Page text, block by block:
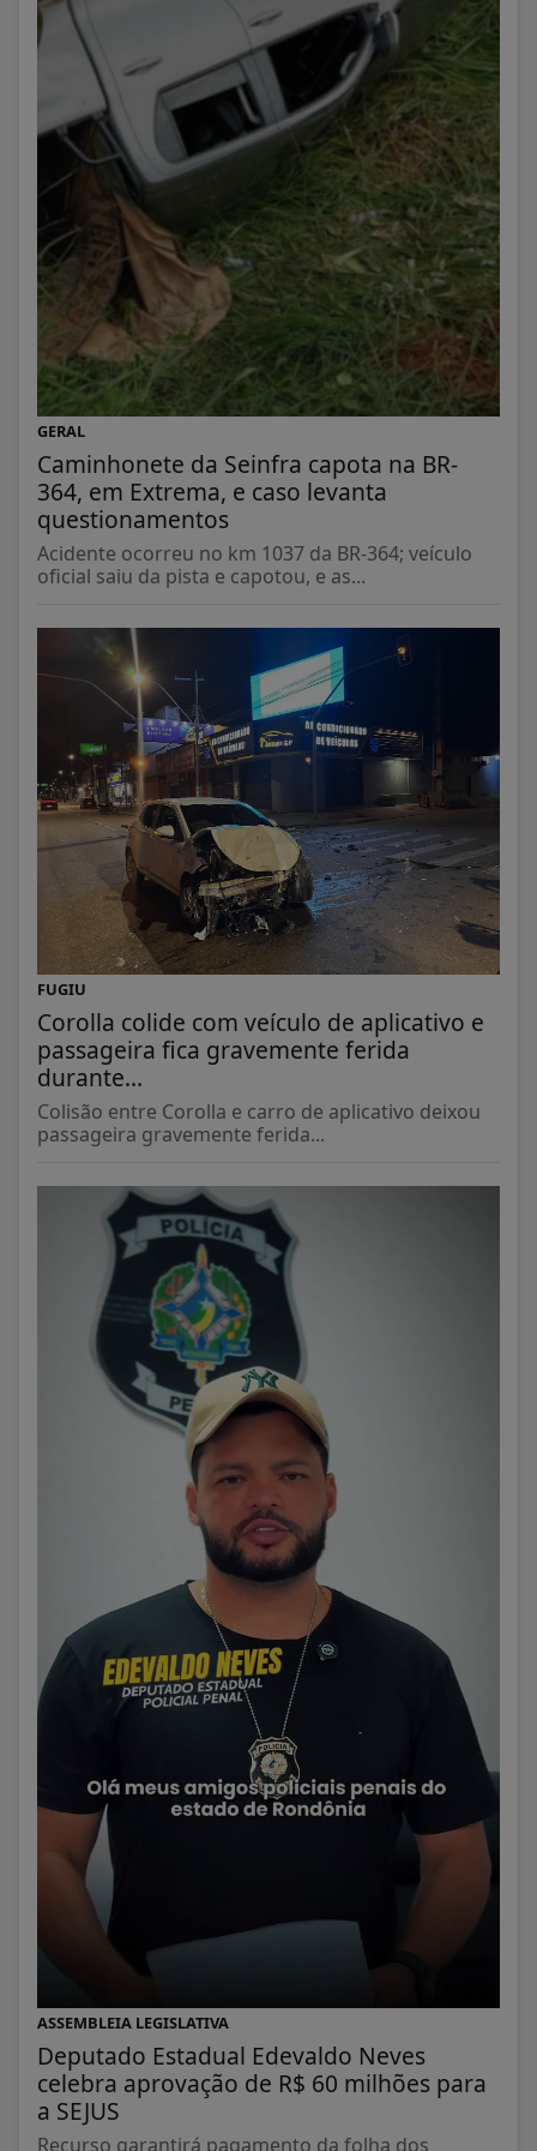
GERAL
Caminhonete da Seinfra capota na BR-
364, em Extrema, e caso levanta
questionamentos
Acidente ocorreu no km 1037 da BR-364; veículo
oficial saiu da pista e capotou, e as...
FUGIU
Corolla colide com veículo de aplicativo e
passageira fica gravemente ferida
durante...
Colisão entre Corolla e carro de aplicativo deixou
passageira gravemente ferida...
ASSEMBLEIA LEGISLATIVA
Deputado Estadual Edevaldo Neves
celebra aprovação de R$ 60 milhões para
a SEJUS
Recurso garantirá pagamento da folha dos